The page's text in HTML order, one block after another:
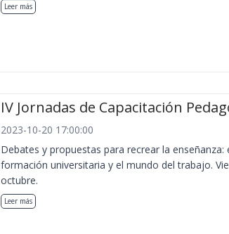
Leer más
IV Jornadas de Capacitación
2023-10-20 17:00:00
Debates y propuestas para recrear la enseñanza:
formación universitaria y el mundo del trabajo.
octubre.
Leer más